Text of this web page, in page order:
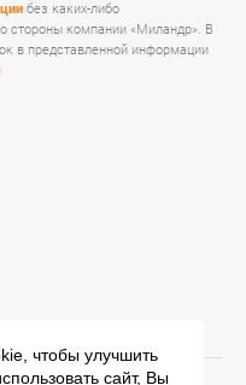
без каких-либо
стороны компании «Миландр». В
в представленной информации
чтобы улучшить
сайт, Вы